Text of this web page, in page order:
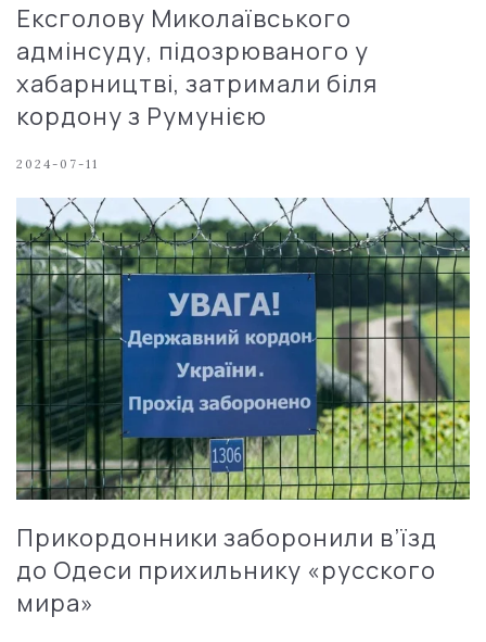
Ексголову Миколаївського
адмінсуду, підозрюваного у
хабарництві, затримали біля
кордону з Румунією
2024-07-11
Прикордонники заборонили в’їзд
до Одеси прихильнику «русского
мира»